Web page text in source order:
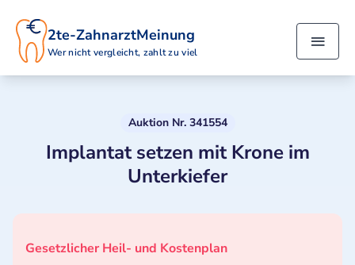
2te-ZahnarztMeinung
Wer nicht vergleicht, zahlt zu viel
Auktion Nr. 341554
Implantat setzen mit Krone im
Unterkiefer
Gesetzlicher Heil- und Kostenplan